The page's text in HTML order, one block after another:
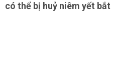
có thể bị huỷ niêm yết bắt